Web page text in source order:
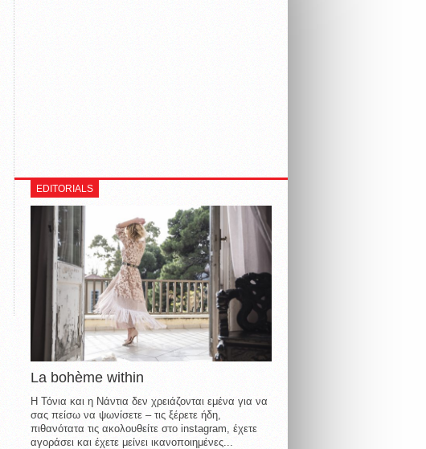
EDITORIALS
La bohème within
Η Τόνια και η Νάντια δεν χρειάζονται εμένα για να
σας πείσω να ψωνίσετε – τις ξέρετε ήδη,
πιθανότατα τις ακολουθείτε στο instagram, έχετε
αγοράσει και έχετε μείνει ικανοποιημένες...